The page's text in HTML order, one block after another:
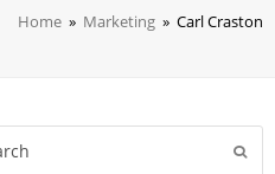
Home » Marketing » Carl Craston